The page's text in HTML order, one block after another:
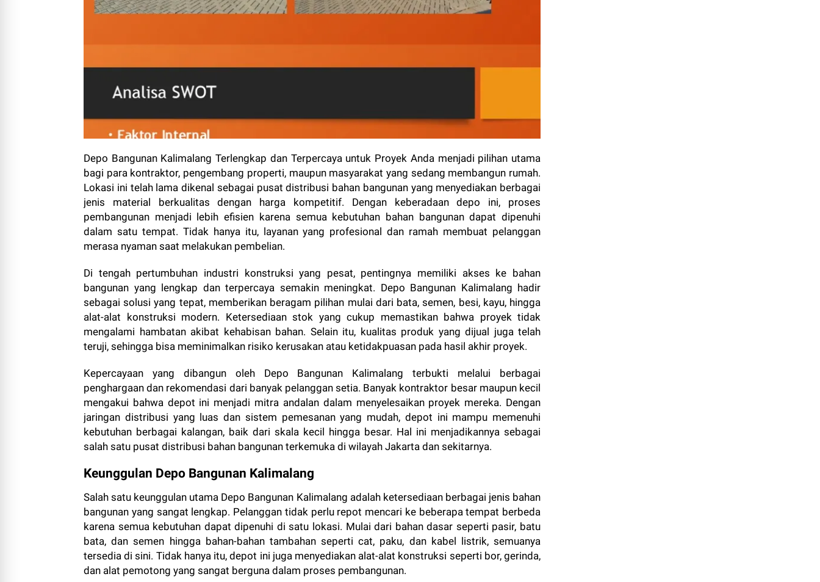
Depo Bangunan Kalimalang Terlengkap dan Terpercaya untuk Proyek Anda menjadi pilihan utama
bagi para kontraktor, pengembang properti, maupun masyarakat yang sedang membangun rumah.
Lokasi ini telah lama dikenal sebagai pusat distribusi bahan bangunan yang menyediakan berbagai
jenis material berkualitas dengan harga kompetitif. Dengan keberadaan depo ini, proses
pembangunan menjadi lebih efisien karena semua kebutuhan bahan bangunan dapat dipenuhi
dalam satu tempat. Tidak hanya itu, layanan yang profesional dan ramah membuat pelanggan
merasa nyaman saat melakukan pembelian.
Di tengah pertumbuhan industri konstruksi yang pesat, pentingnya memiliki akses ke bahan
bangunan yang lengkap dan terpercaya semakin meningkat. Depo Bangunan Kalimalang hadir
sebagai solusi yang tepat, memberikan beragam pilihan mulai dari bata, semen, besi, kayu, hingga
alat-alat konstruksi modern. Ketersediaan stok yang cukup memastikan bahwa proyek tidak
mengalami hambatan akibat kehabisan bahan. Selain itu, kualitas produk yang dijual juga telah
teruji, sehingga bisa meminimalkan risiko kerusakan atau ketidakpuasan pada hasil akhir proyek.
Kepercayaan yang dibangun oleh Depo Bangunan Kalimalang terbukti melalui berbagai
penghargaan dan rekomendasi dari banyak pelanggan setia. Banyak kontraktor besar maupun kecil
mengakui bahwa depot ini menjadi mitra andalan dalam menyelesaikan proyek mereka. Dengan
jaringan distribusi yang luas dan sistem pemesanan yang mudah, depot ini mampu memenuhi
kebutuhan berbagai kalangan, baik dari skala kecil hingga besar. Hal ini menjadikannya sebagai
salah satu pusat distribusi bahan bangunan terkemuka di wilayah Jakarta dan sekitarnya.
Keunggulan Depo Bangunan Kalimalang
Salah satu keunggulan utama Depo Bangunan Kalimalang adalah ketersediaan berbagai jenis bahan
bangunan yang sangat lengkap. Pelanggan tidak perlu repot mencari ke beberapa tempat berbeda
karena semua kebutuhan dapat dipenuhi di satu lokasi. Mulai dari bahan dasar seperti pasir, batu
bata, dan semen hingga bahan-bahan tambahan seperti cat, paku, dan kabel listrik, semuanya
tersedia di sini. Tidak hanya itu, depot ini juga menyediakan alat-alat konstruksi seperti bor, gerinda,
dan alat pemotong yang sangat berguna dalam proses pembangunan.